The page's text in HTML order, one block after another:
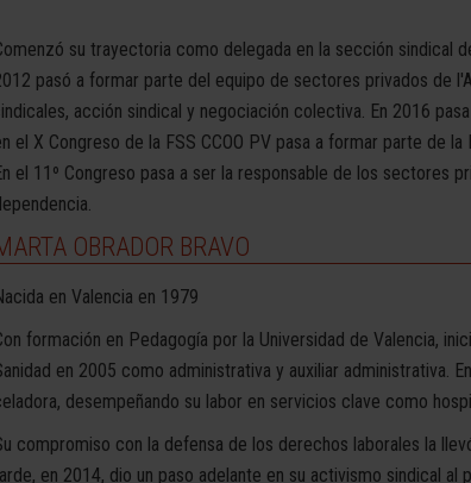
su trayectoria como delegada en la sección sindical
pasó a formar parte del equipo de sectores privados de
acción sindical y negociación colectiva. En 2016
el X Congreso de la FSS CCOO PV pasa a formar parte de
el 11º Congreso pasa a ser la responsable de los sectores
OBRADOR BRAVO
en Valencia en 1979
formación en Pedagogía por la Universidad de Valencia,
en 2005 como administrativa y auxiliar administrativa.
desempeñando su labor en servicios clave como
compromiso con la defensa de los derechos laborales la
en 2014, dio un paso adelante en su activismo sindical al